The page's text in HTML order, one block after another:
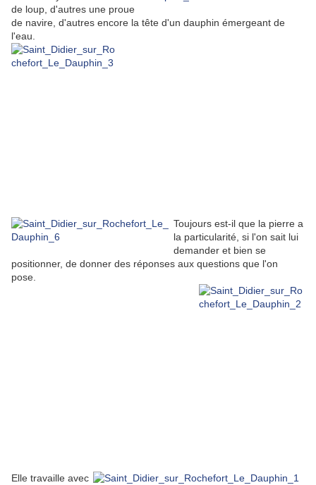
de loup, d'autres une proue
de navire, d'autres encore la tête d'un dauphin émergeant de
l'eau.
Toujours est-il que la pierre a
la particularité, si l'on sait lui
demander et bien se
positionner, de donner des réponses aux questions que l'on
pose.
Elle travaille avec